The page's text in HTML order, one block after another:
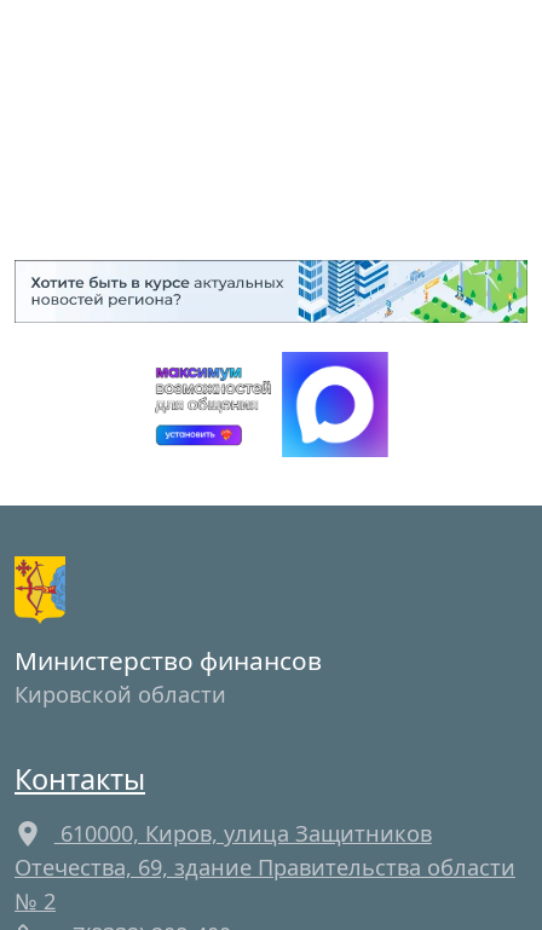
Министерство финансов
Кировской области
Контакты
610000, Киров, улица Защитников
Отечества, 69, здание Правительства области
№ 2